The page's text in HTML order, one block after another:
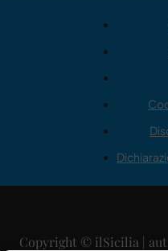
Copyright © ilSicilia |